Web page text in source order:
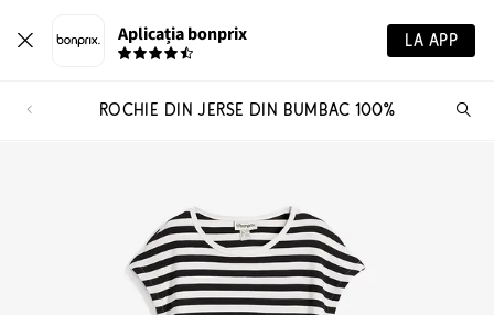
Aplicația bonprix LA APP
ROCHIE DIN JERSE DIN BUMBAC 100%